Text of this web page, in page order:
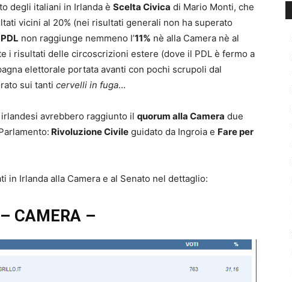
degli italiani in Irlanda è Scelta Civica di Mario Monti, che
vicini al 20% (nei risultati generali non ha superato
PDL non raggiunge nemmeno l’11% nè alla Camera nè al
i risultati delle circoscrizioni estere (dove il PDL è fermo a
elettorale portata avanti con pochi scrupoli dal
sui tanti cervelli in fuga…
avrebbero raggiunto il quorum alla Camera due
Rivoluzione Civile guidato da Ingroia e Fare per
in Irlanda alla Camera e al Senato nel dettaglio:
– CAMERA –